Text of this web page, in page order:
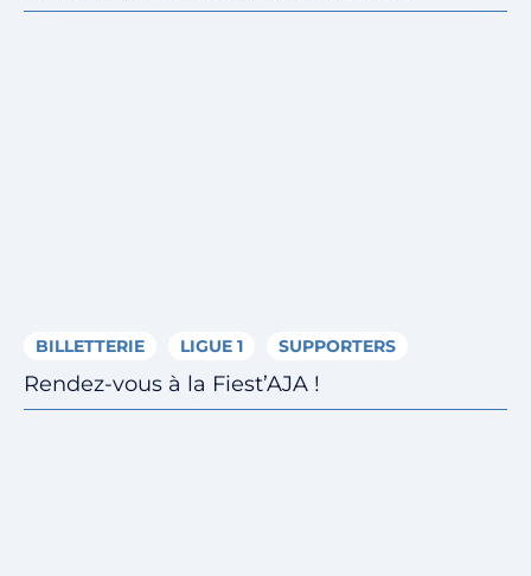
BILLETTERIE LIGUE 1 SUPPORTERS
Rendez-vous à la Fiest’AJA !